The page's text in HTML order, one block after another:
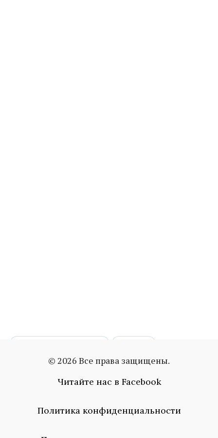
отличть
тест
© 2026 Все права защищены.
Читайте нас в Facebook
Политика конфиденциальности